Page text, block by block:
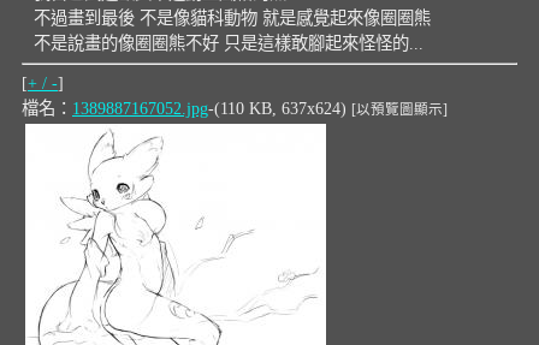
不過畫到最後 不是像貓科動物 就是感覺起來像圈圈熊
不是說畫的像圈圈熊不好 只是這樣敢腳起來怪怪的...
[+ / -]
檔名： 1389887167052.jpg-(110 KB, 637x624) [以預覽圖顯示]